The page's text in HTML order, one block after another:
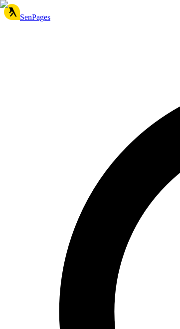
SenPages